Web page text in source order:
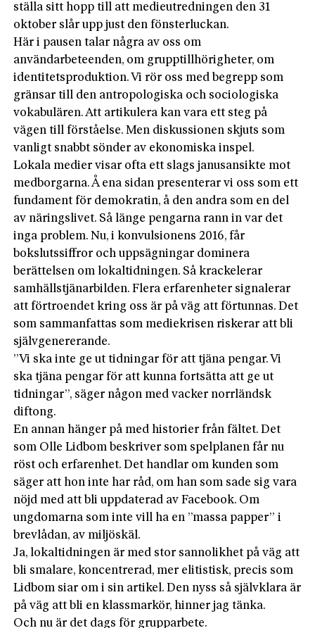
ställa sitt hopp till att medieutredningen den 31
oktober slår upp just den fönsterluckan.
Här i pausen talar några av oss om
användarbeteenden, om grupptillhörigheter, om
identitetsproduktion. Vi rör oss med begrepp som
gränsar till den antropologiska och sociologiska
vokabulären. Att artikulera kan vara ett steg på
vägen till förståelse. Men diskussionen skjuts som
vanligt snabbt sönder av ekonomiska inspel.
Lokala medier visar ofta ett slags janusansikte mot
medborgarna. Å ena sidan presenterar vi oss som ett
fundament för demokratin, å den andra som en del
av näringslivet. Så länge pengarna rann in var det
inga problem. Nu, i konvulsionens 2016, får
bokslutssiffror och uppsägningar dominera
berättelsen om lokaltidningen. Så krackelerar
samhällstjänarbilden. Flera erfarenheter signalerar
att förtroendet kring oss är på väg att förtunnas. Det
som sammanfattas som mediekrisen riskerar att bli
självgenererande.
”Vi ska inte ge ut tidningar för att tjäna pengar. Vi
ska tjäna pengar för att kunna fortsätta att ge ut
tidningar”, säger någon med vacker norrländsk
diftong.
En annan hänger på med historier från fältet. Det
som Olle Lidbom beskriver som spelplanen får nu
röst och erfarenhet. Det handlar om kunden som
säger att hon inte har råd, om han som sade sig vara
nöjd med att bli uppdaterad av Facebook. Om
ungdomarna som inte vill ha en ”massa papper” i
brevlådan, av miljöskäl.
Ja, lokaltidningen är med stor sannolikhet på väg att
bli smalare, koncentrerad, mer elitistisk, precis som
Lidbom siar om i sin artikel. Den nyss så självklara är
på väg att bli en klassmarkör, hinner jag tänka.
Och nu är det dags för grupparbete.